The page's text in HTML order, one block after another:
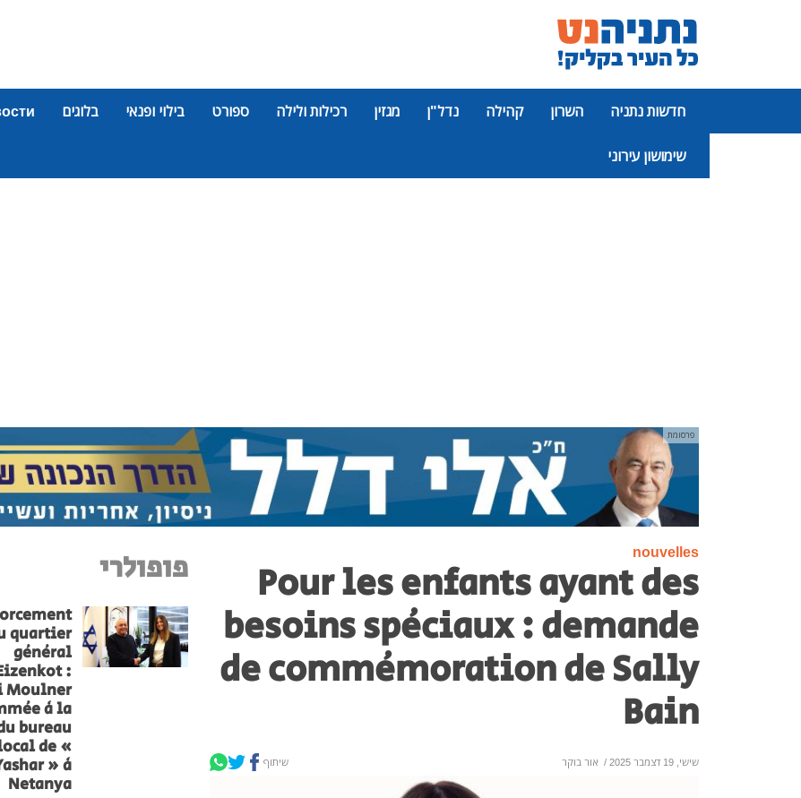
חדשות נתניה השרון קהילה נדל"ן מגזין רכילות ולילה ספורט בילוי ופנאי בלוגים
שימושון עירוני
פרסומת
nouvelles
Pour les enfants ayant des
besoins spéciaux : demande
de commémoration de Sally
Bain
שישי, 19 דצמבר 2025 / אור בוקר שיתוף
פופולרי
quartier
général
:
Moulner
à la
bureau
de «
» à
Netanya